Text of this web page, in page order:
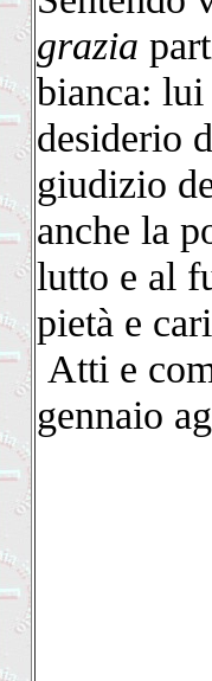
grazia
bianca: lui
desiderio
giudizio
anche la
lutto e al
pietà e
Atti e
gennaio